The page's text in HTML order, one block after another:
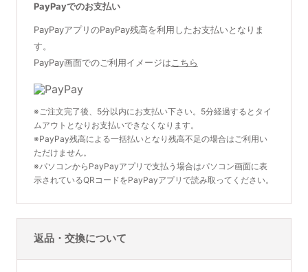
PayPayでのお支払い
PayPayアプリのPayPay残高を利用したお支払いとなりま
す。
PayPay画面でのご利用イメージは こちら
※ご注文完了後、5分以内にお支払い下さい。5分経過するとタイ
ムアウトとなりお支払いできなくなります。
※PayPay残高による一括払いとなり残高不足の場合はご利用い
ただけません。
※パソコンからPayPayアプリで支払う場合はパソコン画面に表
示されているQRコードをPayPayアプリで読み取ってください。
返品・交換について